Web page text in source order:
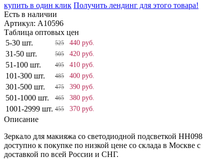
купить в один клик Получить лендинг для этого товара!
Есть в наличии
Артикул: A10596
Таблица оптовых цен
5-30 шт.
525 440 руб.
31-50 шт. 505 420 руб.
51-100 шт. 495 410 руб.
101-300 шт. 485 400 руб.
301-500 шт. 475 390 руб.
501-1000 шт. 465 380 руб.
1001-2999 шт. 455 370 руб.
Описание
Зеркало для макияжа со светодиодной подсветкой HH098
доступно к покупке по низкой цене со склада в Москве с
доставкой по всей России и СНГ.